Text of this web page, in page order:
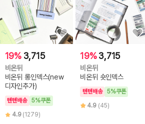
19% 3,715
비온뒤
비온뒤 롱인덱스(new
디자인추가)
텐텐배송
5%쿠폰
4.9 (1279)
19% 3,715
비온뒤
비온뒤 숏인덱스
텐텐배송
5%쿠폰
4.9 (45)